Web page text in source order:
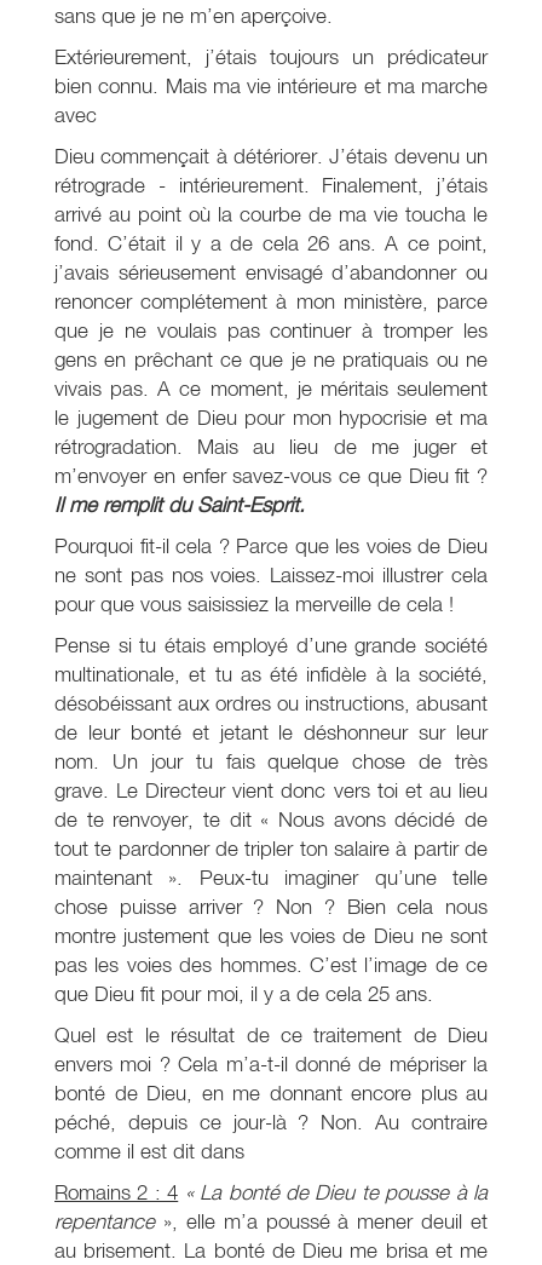
sans que je ne m’en aperçoive.
Extérieurement, j’étais toujours un prédicateur
bien connu. Mais ma vie intérieure et ma marche
avec
Dieu commençait à détériorer. J’étais devenu un
rétrograde - intérieurement. Finalement, j’étais
arrivé au point où la courbe de ma vie toucha le
fond. C’était il y a de cela 26 ans. A ce point,
j’avais sérieusement envisagé d’abandonner ou
renoncer complétement à mon ministère, parce
que je ne voulais pas continuer à tromper les
gens en prêchant ce que je ne pratiquais ou ne
vivais pas. A ce moment, je méritais seulement
le jugement de Dieu pour mon hypocrisie et ma
rétrogradation. Mais au lieu de me juger et
m’envoyer en enfer savez-vous ce que Dieu fit ?
Il me remplit du Saint-Esprit.
Pourquoi fit-il cela ? Parce que les voies de Dieu
ne sont pas nos voies. Laissez-moi illustrer cela
pour que vous saisissiez la merveille de cela !
Pense si tu étais employé d’une grande société
multinationale, et tu as été infidèle à la société,
désobéissant aux ordres ou instructions, abusant
de leur bonté et jetant le déshonneur sur leur
nom. Un jour tu fais quelque chose de très
grave. Le Directeur vient donc vers toi et au lieu
de te renvoyer, te dit « Nous avons décidé de
tout te pardonner de tripler ton salaire à partir de
maintenant ». Peux-tu imaginer qu’une telle
chose puisse arriver ? Non ? Bien cela nous
montre justement que les voies de Dieu ne sont
pas les voies des hommes. C’est l’image de ce
que Dieu fit pour moi, il y a de cela 25 ans.
Quel est le résultat de ce traitement de Dieu
envers moi ? Cela m’a-t-il donné de mépriser la
bonté de Dieu, en me donnant encore plus au
péché, depuis ce jour-là ? Non. Au contraire
comme il est dit dans
Romains 2 : 4 « La bonté de Dieu te pousse à la
repentance», elle m’a poussé à mener deuil et
au brisement. La bonté de Dieu me brisa et me